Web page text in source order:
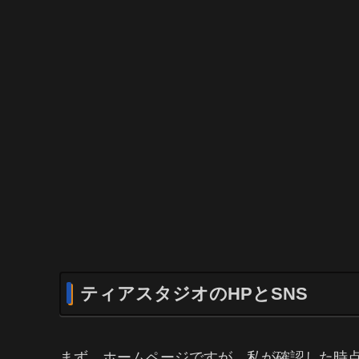
ティアスタジオのHPとSNS